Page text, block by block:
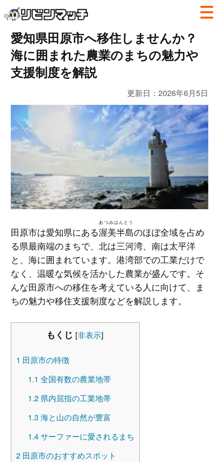
愛知県田原市へ移住しませんか？
海に囲まれた農業のまちの魅力や
支援制度を解説
更新日：2026年6月5日
田原市は愛知県にある渥美半島
あつみはんとう
のほぼ全域を占め
る県最南端のまちで、北は三河湾、南は太平洋
と、海に囲まれています。港湾部での工業だけで
なく、温暖な気候を活かした農業が盛んです。そ
んな田原市への移住を考えている人に向けて、ま
ちの魅力や移住支援制度などを解説します。
もくじ [非表示]
1 田原市の特徴
1.1 全国有数の農業地帯
1.2県内屈指の工業地帯
1.3 海と山の自然が豊富
1.4サーファーに愛されるまち
2田原市のおすすめスポット